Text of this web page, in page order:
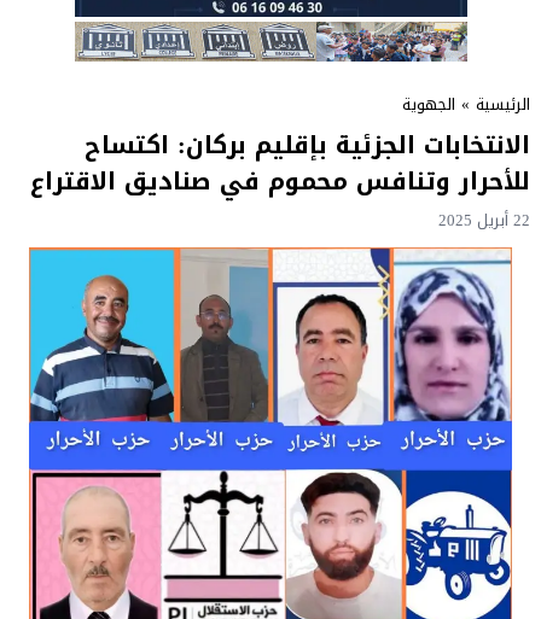
الرئيسية » الجهوية
الانتخابات الجزئية بإقليم بركان: اكتساح
للأحرار وتنافس محموم في صناديق الاقتراع
22 أبريل 2025